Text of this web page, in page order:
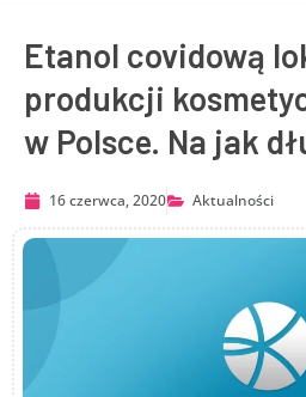
Etanol covidową
produkcji
w Polsce. Na jak
16 czerwca, 2020 Aktualności